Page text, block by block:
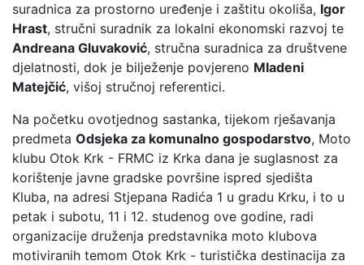
suradnica za prostorno uređenje i zaštitu okoliša, Igor
Hrast, stručni suradnik za lokalni ekonomski razvoj te
Andreana Gluvaković, stručna suradnica za društvene
djelatnosti, dok je bilježenje povjereno Mladeni
Matejčić, višoj stručnoj referentici.
Na početku ovotjednog sastanka, tijekom rješavanja
predmeta Odsjeka za komunalno gospodarstvo, Moto
klubu Otok Krk - FRMC iz Krka dana je suglasnost za
korištenje javne gradske površine ispred sjedišta
Kluba, na adresi Stjepana Radića 1 u gradu Krku, i to u
petak i subotu, 11 i 12. studenog ove godine, radi
organizacije druženja predstavnika moto klubova
motiviranih temom Otok Krk - turistička destinacija za